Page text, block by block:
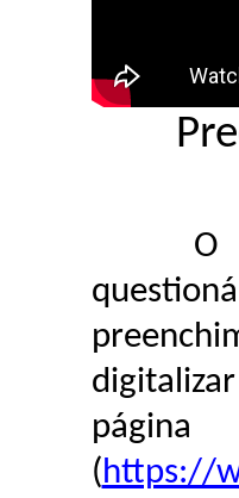
O
(https://